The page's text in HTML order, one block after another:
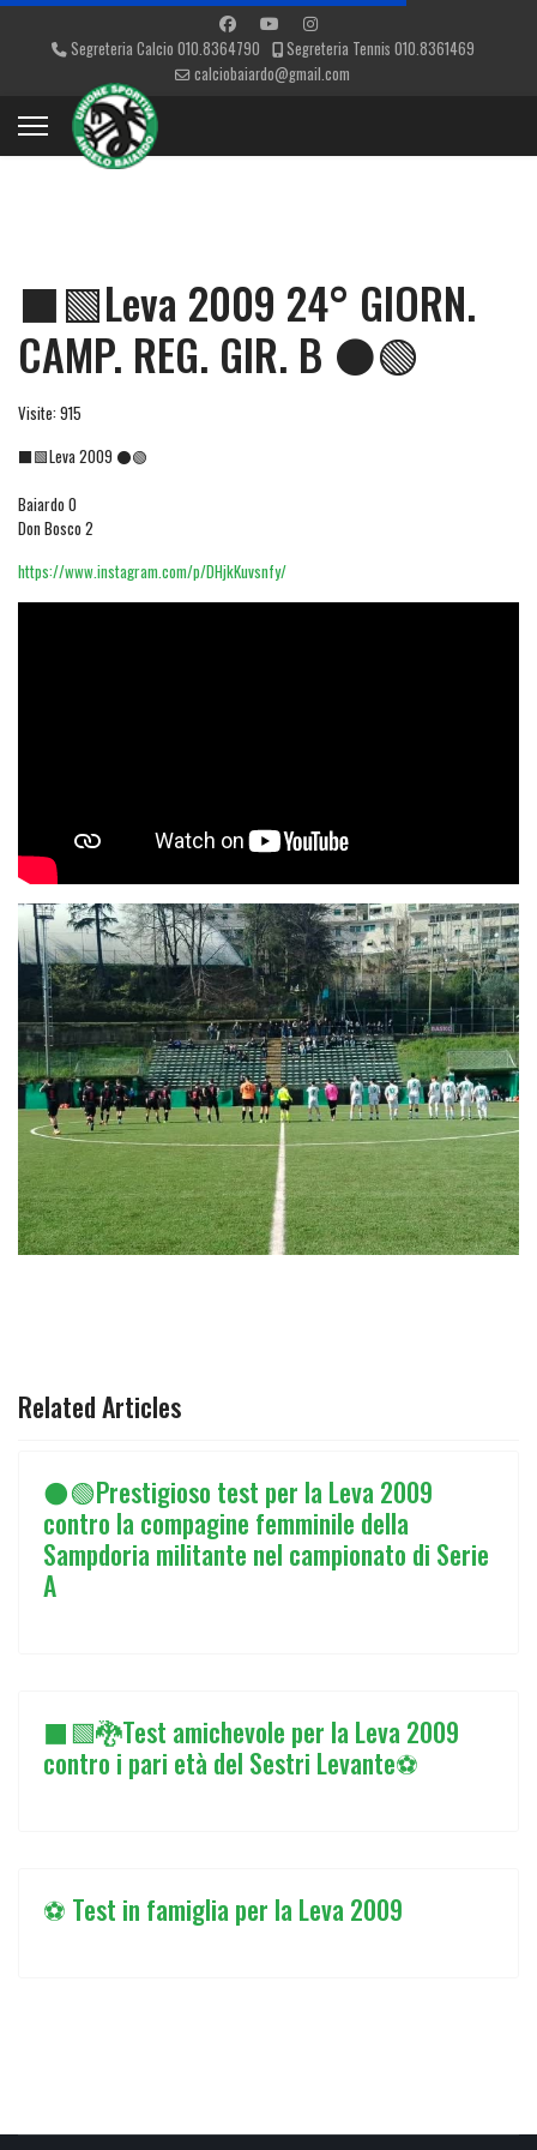
Segreteria Calcio 010.8364790
Segreteria Tennis 010.8361469
calciobaiardo@gmail.com
⬛🟩Leva 2009 24° GIORN.
CAMP. REG. GIR. B ⚫🟢
Visite: 915
⬛🟩Leva 2009 ⚫🟢
Baiardo 0
Don Bosco 2
https://www.instagram.com/p/DHjkKuvsnfy/
Related Articles
⚫🟢Prestigioso test per la Leva 2009
contro la compagine femminile della
Sampdoria militante nel campionato di Serie
A
⬛🟩🐉Test amichevole per la Leva 2009
contro i pari età del Sestri Levante⚽
⚽ Test in famiglia per la Leva 2009